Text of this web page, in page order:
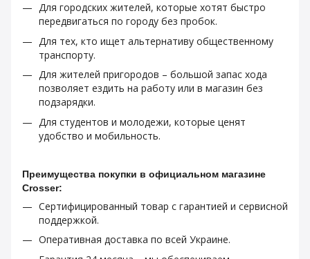
Для городских жителей, которые хотят быстро
передвигаться по городу без пробок.
Для тех, кто ищет альтернативу общественному
транспорту.
Для жителей пригородов – большой запас хода
позволяет ездить на работу или в магазин без
подзарядки.
Для студентов и молодежи, которые ценят
удобство и мобильность.
Преимущества покупки в официальном магазине
Crosser:
Сертифицированный товар с гарантией и сервисной
поддержкой.
Оперативная доставка по всей Украине.